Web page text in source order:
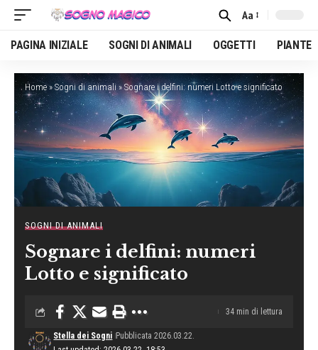
Font
Resizer
Aa
PAGINA INIZIALE SOGNI DI ANIMALI OGGETTI PIANTE
Home»Sogni di animali»Sognare i delfini: numeri Lotto e significato
SOGNI DI ANIMALI
Sognare i delfini: numeri
Lotto e significato
Stella dei Sogni Pubblicata 2026.03.22.
34 min di lettura